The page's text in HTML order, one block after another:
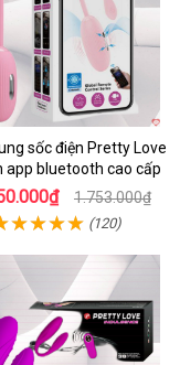
sốc điện Pretty Love
app bluetooth cao cấp
1.753.000₫
(120)